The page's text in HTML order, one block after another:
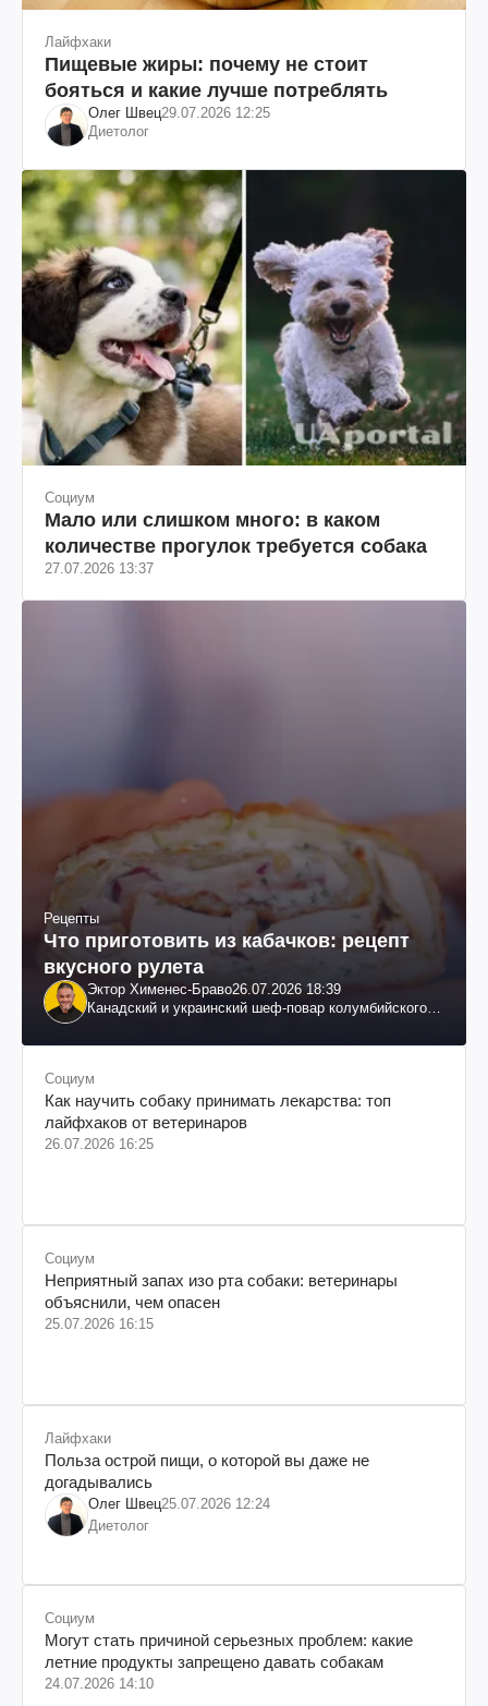
Лайфхаки
Пищевые жиры: почему не стоит
бояться и какие лучше потреблять
Олег Швец29.07.2026 12:25
Диетолог
Социум
Мало или слишком много: в каком
количестве прогулок требуется собака
27.07.2026 13:37
Рецепты
Что приготовить из кабачков: рецепт
вкусного рулета
Эктор Хименес-Браво26.07.2026 18:39
Канадский и украинский шеф-повар колумбийского
Социум
Как научить собаку принимать лекарства: топ
лайфхаков от ветеринаров
26.07.2026 16:25
Социум
Неприятный запах изо рта собаки: ветеринары
объяснили, чем опасен
25.07.2026 16:15
Лайфхаки
Польза острой пищи, о которой вы даже не
догадывались
Олег Швец25.07.2026 12:24
Диетолог
Социум
Могут стать причиной серьезных проблем: какие
летние продукты запрещено давать собакам
24.07.2026 14:10